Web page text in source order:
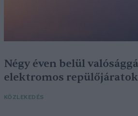
Négy éven belül
elektromos
KÖZLEKEDÉS